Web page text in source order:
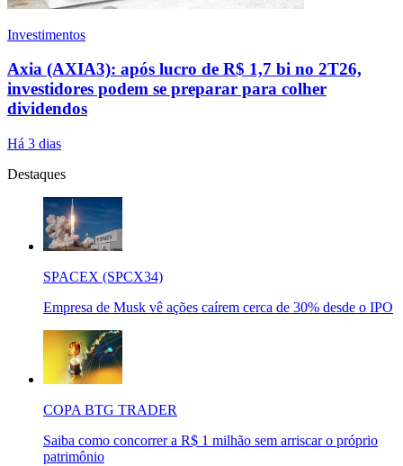
Investimentos
Axia (AXIA3): após lucro de R$ 1,7 bi no 2T26,
investidores podem se preparar para colher
dividendos
Há 3 dias
Destaques
SPACEX (SPCX34)
Empresa de Musk vê ações caírem cerca de 30% desde o IPO
COPA BTG TRADER
Saiba como concorrer a R$ 1 milhão sem arriscar o próprio
patrimônio